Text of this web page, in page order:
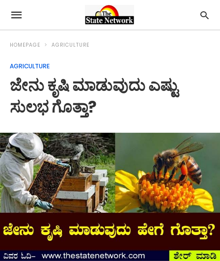
HOMEPAGE AGRICULTURE
AGRICULTURE
ಜೇನು ಕೃಷಿ ಮಾಡುವುದು ಎಷ್ಟು
ಸುಲಭ ಗೊತ್ತಾ?